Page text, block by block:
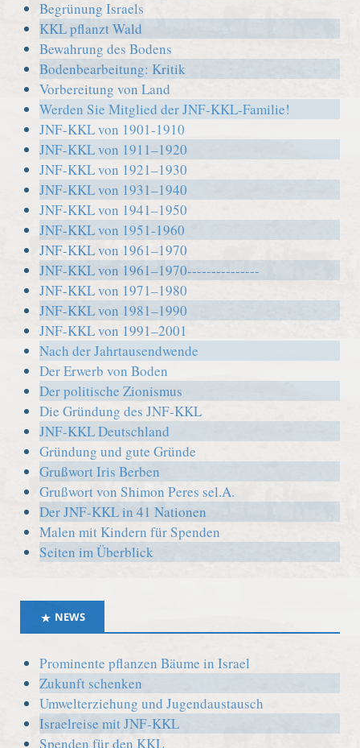
Begrünung Israels
KKL pflanzt Wald
Bewahrung des Bodens
Bodenbearbeitung: Kritik
Vorbereitung von Land
Werden Sie Mitglied der JNF-KKL-Familie!
JNF-KKL von 1901-1910
JNF-KKL von 1911–1920
JNF-KKL von 1921–1930
JNF-KKL von 1931–1940
JNF-KKL von 1941–1950
JNF-KKL von 1951-1960
JNF-KKL von 1961–1970
JNF-KKL von 1961–1970---------------
JNF-KKL von 1971–1980
JNF-KKL von 1981–1990
JNF-KKL von 1991–2001
Nach der Jahrtausendwende
Der Erwerb von Boden
Der politische Zionismus
Die Gründung des JNF-KKL
JNF-KKL Deutschland
Gründung und gute Gründe
Grußwort Iris Berben
Grußwort von Shimon Peres sel.A.
Der JNF-KKL in 41 Nationen
Malen mit Kindern für Spenden
Seiten im Überblick
NEWS
Prominente pflanzen Bäume in Israel
Zukunft schenken
Umwelterziehung und Jugendaustausch
Israelreise mit JNF-KKL
Spenden für den KKL